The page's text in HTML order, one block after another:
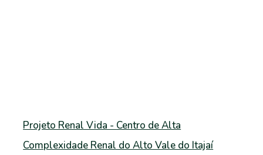
Projeto Renal Vida - Centro de Alta
Complexidade Renal do Alto Vale do Itajaí